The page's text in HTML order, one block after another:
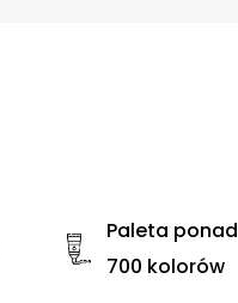
Paleta ponad
700 kolorów